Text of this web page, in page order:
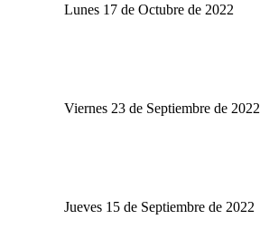
Lunes 17 de Octubre de 2022
Viernes 23 de Septiembre de 2022
Jueves 15 de Septiembre de 2022